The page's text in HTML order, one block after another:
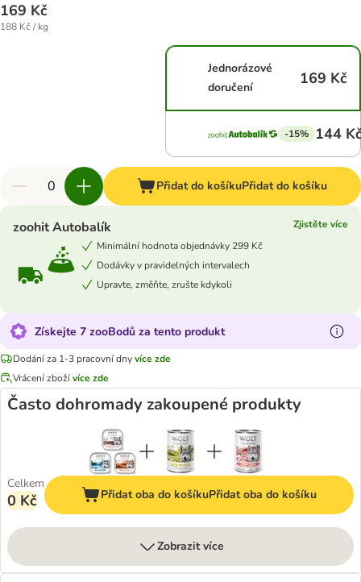
169 Kč
188 Kč / kg
Jednorázové
doručení
169 Kč
-15% 144
Přidat do košíkuPřidat do košíku
zoohit Autobalík
Zjistěte více
Minimální hodnota objednávky 299 Kč
Dodávky v pravidelných intervalech
Upravte, změňte, zrušte kdykoli
Získejte 7 zooBodů za tento produkt
Dodání za 1-3 pracovní dnyvíce zde
Vrácení zbožívíce zde
Často dohromady zakoupené produkty
Celkem
0 Kč Přidat oba do košíkuPřidat oba do košíku
Zobrazit více